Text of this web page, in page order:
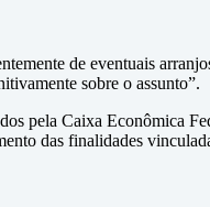
de eventuais
sobre o assunto”.
pela Caixa Econômica
das finalidades